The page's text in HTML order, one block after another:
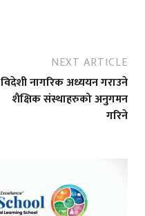
NEXT ARTICLE
विदेशी नागरिक अध्ययन गराउने
शैक्षिक संस्थाहरुको अनुगमन
गरिने